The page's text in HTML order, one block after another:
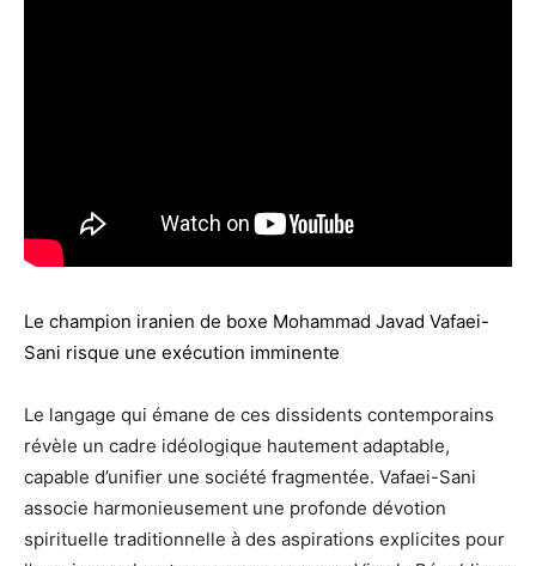
Le champion iranien de boxe Mohammad Javad Vafaei-
Sani risque une exécution imminente
Le langage qui émane de ces dissidents contemporains
révèle un cadre idéologique hautement adaptable,
capable d’unifier une société fragmentée. Vafaei-Sani
associe harmonieusement une profonde dévotion
spirituelle traditionnelle à des aspirations explicites pour